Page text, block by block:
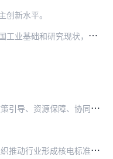
新水平。
标准自主化水平。分析比对国外先进核电标准，总结我国核电标准与国外…
建
立核电标准化领导协调机制，在政策引导、资源保障、协同推进等方面加强统筹协调和督查落实。根据需要不定期召开会议，研究制定和细化政策措施，提出具体工作计划和年度重…
政
府各有关部门要及时出台政策，组织推动行业形成核电标准化工作合力。能源局要加大对核电标准化工作的支持，加强核电标准顶层设计，推动核电标准统一；在核电项目核准阶段…